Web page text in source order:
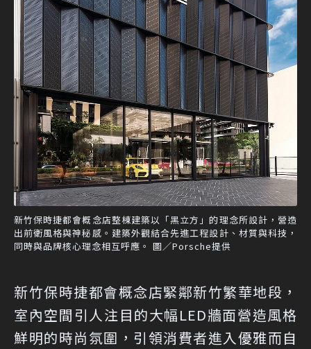
新竹保時捷都會概念店整棟建築以「黑立方」的理念所設計，營造
出前衛風格與神秘感。建築外觀結合先進工程設計、材質與科技，
同時與品牌核心理念相互呼應。 圖／Porsche提供
新竹保時捷都會概念店緊鄰新竹繁華地段，
室內空間引人注目的大幅LED牆面營造風格
鮮明的時尚氛圍，引領消費者進入優雅而自